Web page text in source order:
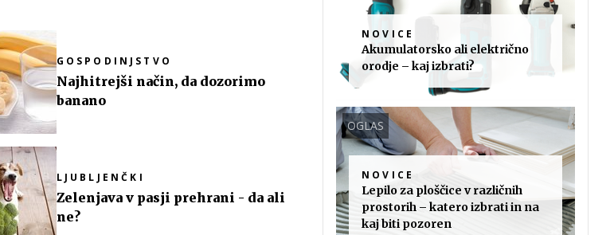
GOSPODINJSTVO
Najhitrejši način, da dozorimo
banano
LJUBLJENČKI
Zelenjava v pasji prehrani - da ali
ne?
NOVICE
Akumulatorsko ali električno
orodje – kaj izbrati?
OGLAS
NOVICE
Lepilo za ploščice v različnih
prostorih – katero izbrati in na
kaj biti pozoren